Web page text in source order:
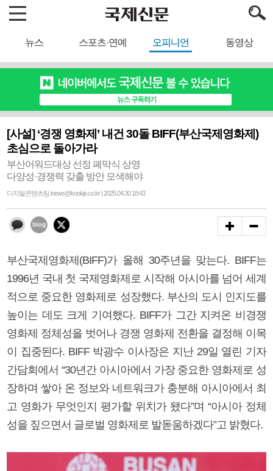
뉴스 스포츠·연예 오피니언 동영상
[사설] ‘경쟁 영화제’ 내건 30돌 BIFF(부산국제영화제)
초심으로 돌아가라
부산어워드대상 선정 폐막식 상영
다양성·경쟁력 갖출 방안 모색해야
디지털콘텐츠팀 inews@kookje.co.kr | 2025.04.30 18:43
부산국제영화제(BIFF)가 올해 30주년을 맞는다. BIFF는
1996년 국내 첫 국제영화제로 시작해 아시아를 넘어 세계
적으로 중요한 영화제로 성장했다. 부산의 도시 인지도를
높이는 데도 크게 기여했다. BIFF가 그간 지켜온 비경쟁
영화제 정체성을 벗어나 경쟁 영화제 전환을 결정해 이목
이 집중된다. BIFF 박광수 이사장은 지난 29일 열린 기자
간담회에서 “30년간 아시아에서 가장 중요한 영화제로 성
장하며 쌓아 온 정보와 네트워크가 충분해 아시아에서 최
고 영화가 무엇인지 평가할 위치가 됐다”며 “아시아 정체
성을 짚으면서 글로벌 영화제로 발돋움하겠다”고 밝혔다.